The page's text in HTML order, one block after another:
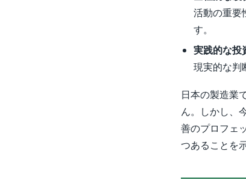
活動の重要
す。
実践的な投
現実的な判
日本の製造業
ん。しかし、
善のプロフェ
つあることを